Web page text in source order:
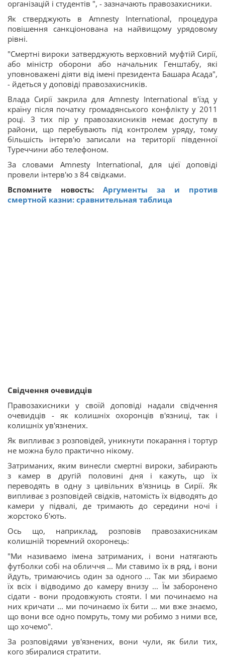
організацій і студентів ", - зазначають правозахисники.
Як стверджують в Amnesty International, процедура
повішення санкціонована на найвищому урядовому
рівні.
"Смертні вироки затверджують верховний муфтій Сирії,
або міністр оборони або начальник Генштабу, які
уповноважені діяти від імені президента Башара Асада",
- йдеться у доповіді правозахисників.
Влада Сирії закрила для Amnesty International в'їзд у
країну після початку громадянського конфлікту у 2011
році. З тих пір у правозахисників немає доступу в
райони, що перебувають під контролем уряду, тому
більшість інтерв'ю записали на території південної
Туреччини або телефоном.
За словами Amnesty International, для цієї доповіді
провели інтерв'ю з 84 свідками.
Вспомните новость: Аргументы за и против
смертной казни: сравнительная таблица
Свідчення очевидців
Правозахисники у своїй доповіді надали свідчення
очевидців - як колишніх охоронців в'язниці, так і
колишніх ув'язнених.
Як випливає з розповідей, уникнути покарання і тортур
не можна було практично нікому.
Затриманих, яким винесли смертні вироки, забирають
з камер в другій половині дня і кажуть, що їх
переводять в одну з цивільних в'язниць в Сирії. Як
випливає з розповідей свідків, натомість їх відводять до
камери у підвалі, де тримають до середини ночі і
жорстоко б'ють.
Ось що, наприклад, розповів правозахисникам
колишній тюремний охоронець:
"Ми називаємо імена затриманих, і вони натягають
футболки собі на обличчя ... Ми ставимо їх в ряд, і вони
йдуть, тримаючись один за одного ... Так ми збираємо
їх всіх і відводимо до камеру внизу ... Їм заборонено
сідати - вони продовжують стояти. І ми починаємо на
них кричати ... ми починаємо їх бити ... ми вже знаємо,
що вони все одно помруть, тому ми робимо з ними все,
що хочемо".
За розповідями ув'язнених, вони чули, як били тих,
кого збиралися стратити.